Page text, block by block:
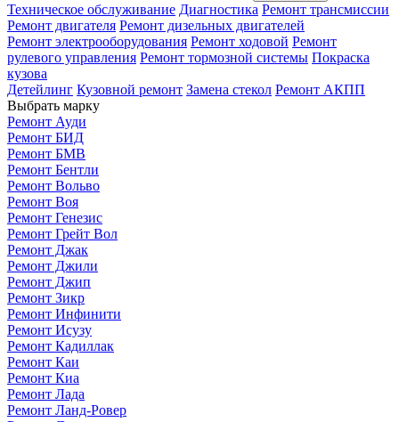
Техническое обслуживание Диагностика Ремонт трансмиссии
Ремонт двигателя Ремонт дизельных двигателей
Ремонт электрооборудования Ремонт ходовой Ремонт
рулевого управления Ремонт тормозной системы Покраска
кузова
Детейлинг Кузовной ремонт Замена стекол Ремонт АКПП
Выбрать марку
Ремонт Ауди
Ремонт БИД
Ремонт БМВ
Ремонт Бентли
Ремонт Вольво
Ремонт Воя
Ремонт Генезис
Ремонт Грейт Вол
Ремонт Джак
Ремонт Джили
Ремонт Джип
Ремонт Зикр
Ремонт Инфинити
Ремонт Исузу
Ремонт Кадиллак
Ремонт Каи
Ремонт Киа
Ремонт Лада
Ремонт Ланд-Ровер